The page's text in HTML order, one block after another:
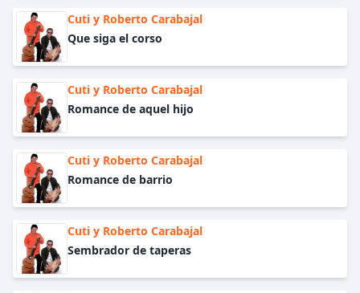
Cuti y Roberto Carabajal
Que siga el corso
Cuti y Roberto Carabajal
Romance de aquel hijo
Cuti y Roberto Carabajal
Romance de barrio
Cuti y Roberto Carabajal
Sembrador de taperas